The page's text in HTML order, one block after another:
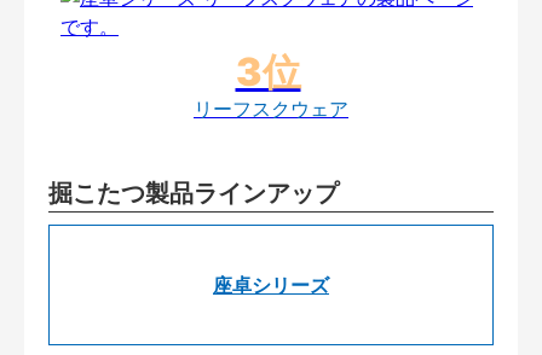
リーフスクウェア
掘こたつ製品ラインアップ
座卓シリーズ